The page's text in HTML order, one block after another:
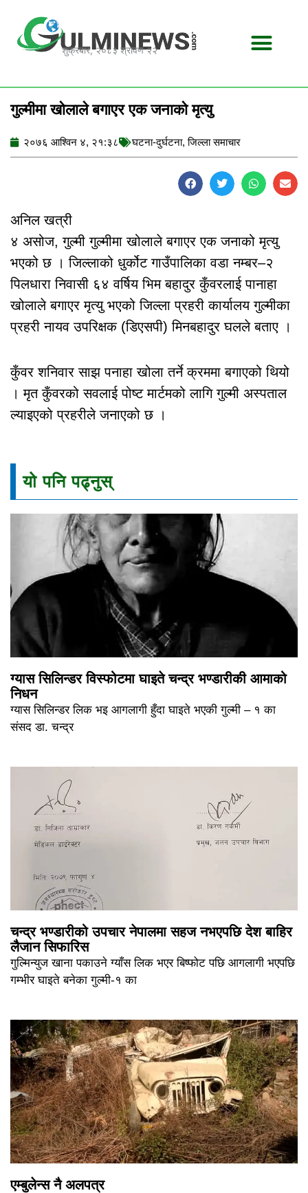
content
शुक्रबार, २०८३ श्रावण २२
गुल्मीमा खोलाले बगाएर एक जनाको मृत्यु
२०७६ आश्विन ४, २१:३८ घटना-दुर्घटना,जिल्ला समाचार
अनिल खत्री
४ असोज, गुल्मी गुल्मीमा खोलाले बगाएर एक जनाको मृत्यु
भएको छ । जिल्लाको धुर्कोट गाउँपालिका वडा नम्बर–२
पिलधारा निवासी ६४ वर्षिय भिम बहादुर कुँवरलाई पानाहा
खोलाले बगाएर मृत्यु भएको जिल्ला प्रहरी कार्यालय गुल्मीका
प्रहरी नायव उपरिक्षक (डिएसपी) मिनबहादुर घलले बताए ।
कुँवर शनिवार साझ पनाहा खोला तर्ने क्रममा बगाएको थियो
। मृत कुँवरको सवलाई पोष्ट मार्टमको लागि गुल्मी अस्पताल
ल्याइएको प्रहरीले जनाएको छ ।
यो पनि पढ्नुस्
ग्यास सिलिन्डर विस्फोटमा घाइते चन्द्र भण्डारीकी आमाको
निधन
ग्यास सिलिन्डर लिक भइ आगलागी हुँदा घाइते भएकी गुल्मी – १ का
संसद डा. चन्द्र
चन्द्र भण्डारीको उपचार नेपालमा सहज नभएपछि देश बाहिर
लैजान सिफारिस
गुल्मिन्युज खाना पकाउने ग्याँस लिक भएर बिष्फोट पछि आगलागी भएपछि
गम्भीर घाइते बनेका गुल्मी-१ का
एम्बुलेन्स नै अलपत्र